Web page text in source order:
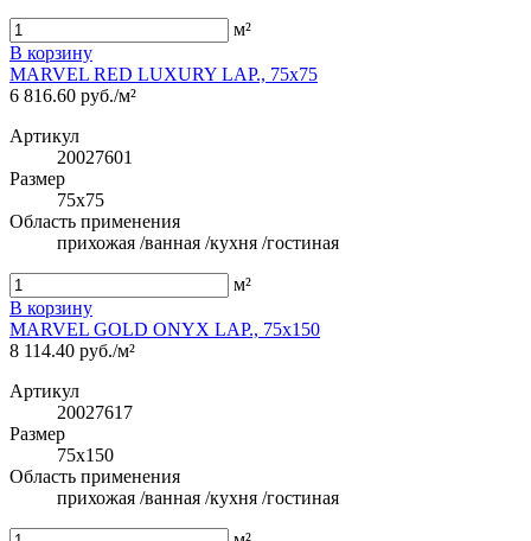
м²
В корзину
MARVEL RED LUXURY LAP., 75x75
6 816.60 руб./м²
Артикул
20027601
Размер
75x75
Область применения
прихожая /ванная /кухня /гостиная
м²
В корзину
MARVEL GOLD ONYX LAP., 75x150
8 114.40 руб./м²
Артикул
20027617
Размер
75x150
Область применения
прихожая /ванная /кухня /гостиная